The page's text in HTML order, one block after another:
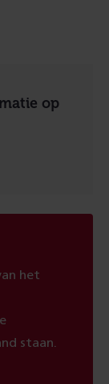
op
het
staan.